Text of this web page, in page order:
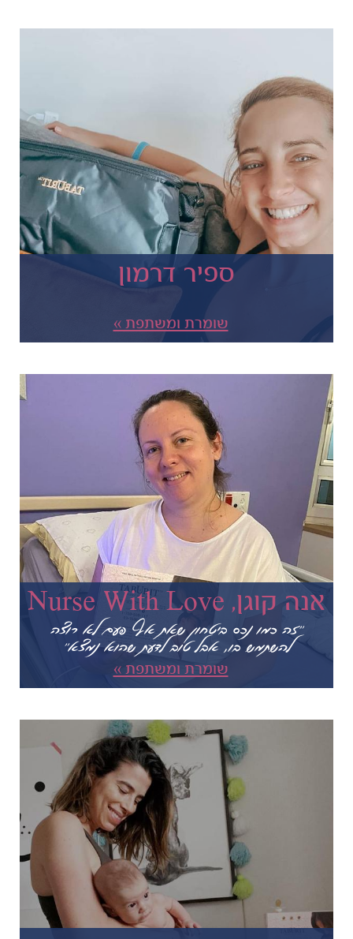
ספיר דרמון
שומרת ומשתפת »
אנה קוגן, Nurse With Love
"זה כמו נכס ביטחון שאת אף פעם לא רוצה
להשתמש בו, אבל טוב לדעת שהוא נמצא"
שומרת ומשתפת »